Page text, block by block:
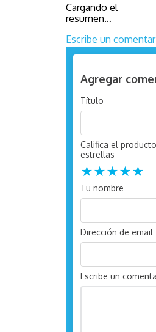
Cargando el
resumen…
Escribe un
Agregar
Título
Califica el
estrellas
★★★★★
Tu nombre
Dirección de email
Escribe un